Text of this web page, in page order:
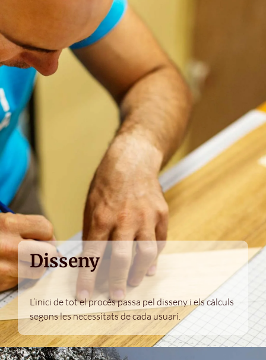
Disseny
L’inici de tot el procés passa pel disseny i els càlculs
segons les necessitats de cada usuari.